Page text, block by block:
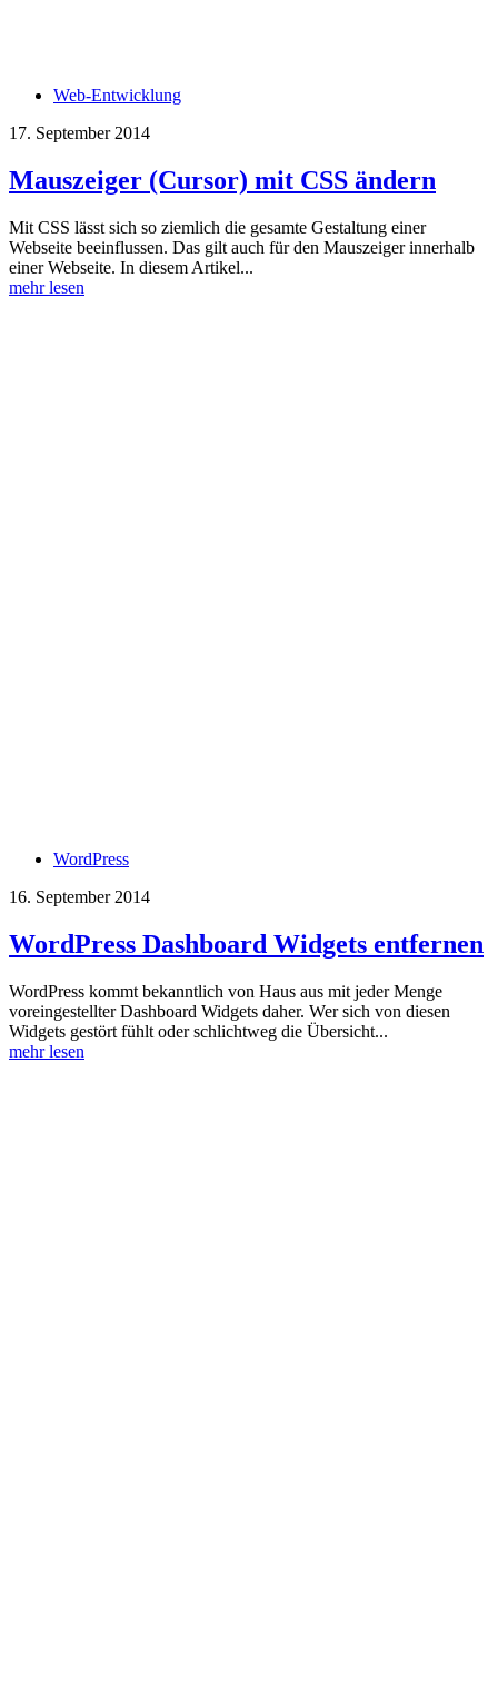
Web-Entwicklung
17. September 2014
Mauszeiger (Cursor) mit CSS ändern
Mit CSS lässt sich so ziemlich die gesamte Gestaltung einer
Webseite beeinflussen. Das gilt auch für den Mauszeiger innerhalb
einer Webseite. In diesem Artikel...
mehr lesen
WordPress
16. September 2014
WordPress Dashboard Widgets entfernen
WordPress kommt bekanntlich von Haus aus mit jeder Menge
voreingestellter Dashboard Widgets daher. Wer sich von diesen
Widgets gestört fühlt oder schlichtweg die Übersicht...
mehr lesen